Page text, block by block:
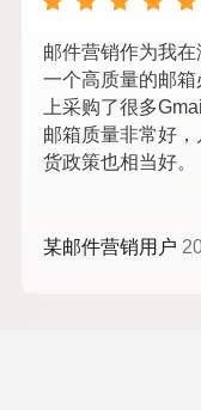
邮件营销作为我在
一个高质量的邮
上采购了很多
邮箱质量非常好
货政策也相当好。
某邮件营销用户